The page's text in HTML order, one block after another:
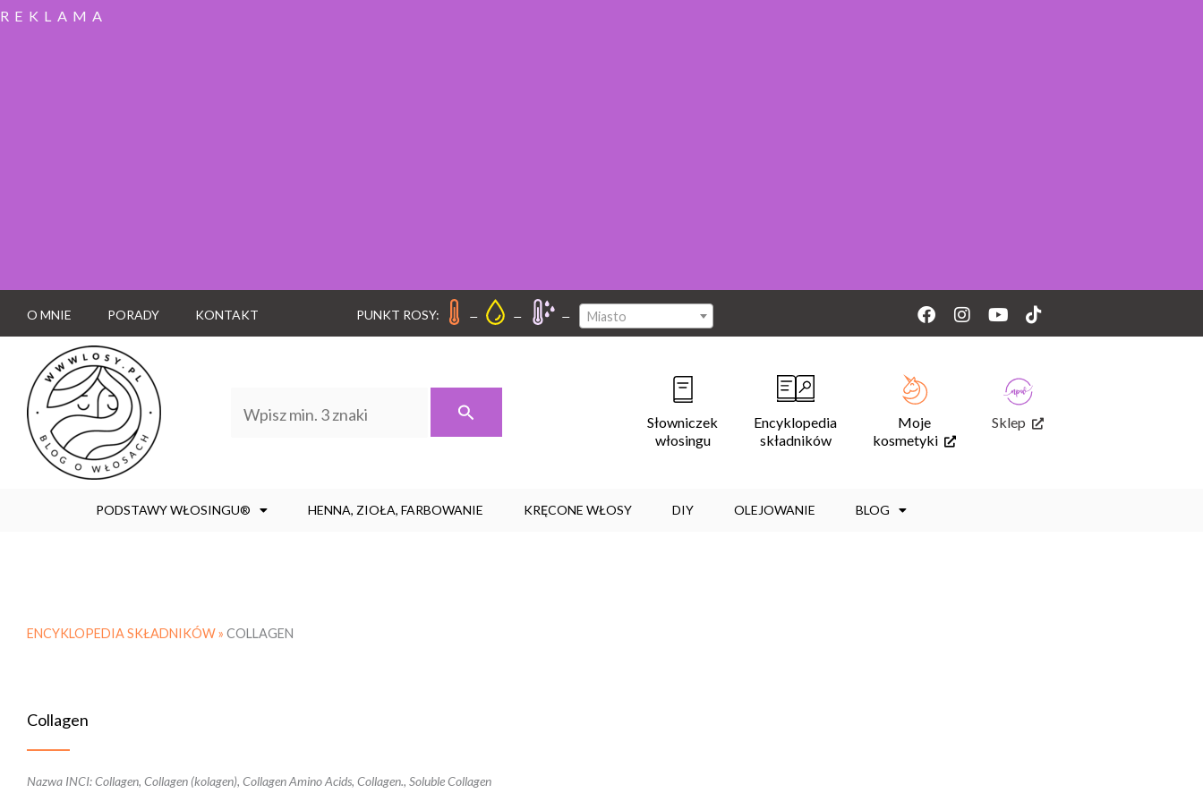
REKLAMA
O MNIE PORADY KONTAKT PUNKT ROSY: – – – Miasto Facebook
Instagram
YoutubeTiktok
Słowniczek
włosingu
Encyklopedia
składników
Moje
kosmetyki
Sklep
PODSTAWY WŁOSINGU® HENNA, ZIOŁA, FARBOWANIE KRĘCONE WŁOSY DIY OLEJOWANIE BLOG
ENCYKLOPEDIA SKŁADNIKÓW » COLLAGEN
Collagen
Nazwa INCI: Collagen, Collagen (kolagen), Collagen Amino Acids, Collagen., Soluble Collagen